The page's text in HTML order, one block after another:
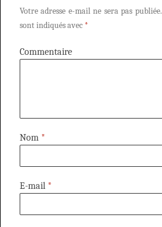
Votre adresse e-mail ne sera pas publiée.
sont indiqués avec *
Commentaire
Nom *
E-mail *